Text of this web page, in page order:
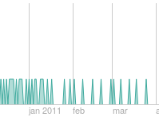
jan 2011 feb mar